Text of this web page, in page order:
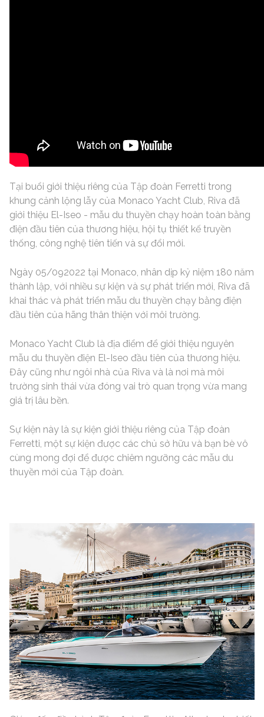
Tại buổi giới thiệu riêng của Tập đoàn Ferretti trong
khung cảnh lộng lẫy của Monaco Yacht Club, Riva đã
giới thiệu El-Iseo - mẫu du thuyền chạy hoàn toàn bằng
điện đầu tiên của thương hiệu, hội tụ thiết kế truyền
thống, công nghệ tiên tiến và sự đổi mới.
Ngày 05/092022 tại Monaco, nhân dịp kỷ niệm 180 năm
thành lập, với nhiều sự kiện và sự phát triển mới, Riva đã
khai thác và phát triển mẫu du thuyền chạy bằng điện
đầu tiên của hãng thân thiện với môi trường.
Monaco Yacht Club là địa điểm để giới thiệu nguyên
mẫu du thuyền điện El-Iseo đầu tiên của thương hiệu.
Đây cũng như ngôi nhà của Riva và là nơi mà môi
trường sinh thái vừa đóng vai trò quan trọng vừa mang
giá trị lâu bền.
Sự kiện này là sự kiện giới thiệu riêng của Tập đoàn
Ferretti, một sự kiện được các chủ sở hữu và bạn bè vô
cùng mong đợi để được chiêm ngưỡng các mẫu du
thuyền mới của Tập đoàn.